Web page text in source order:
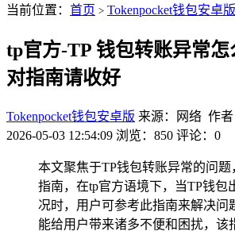
当前位置： 首页 > Tokenpocket钱包安卓版
tp官方-TP 钱包转账异常
对指南请收好
Tokenpocket钱包安卓版 来源：网络 作
2026-05-03 12:54:09 浏览：850 评论：0
本文聚焦于TP钱包转账异常的问
指南，在tp官方语境下，当TP钱包
况时，用户可参考此指南来解决问
能给用户带来诸多不便和困扰，该